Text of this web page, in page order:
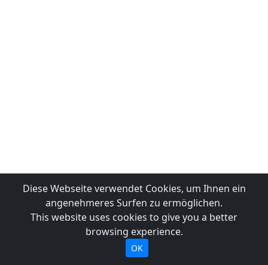
Diese Webseite verwendet Cookies, um Ihnen ein
angenehmeres Surfen zu ermöglichen.
This website uses cookies to give you a better
browsing experience.
OK